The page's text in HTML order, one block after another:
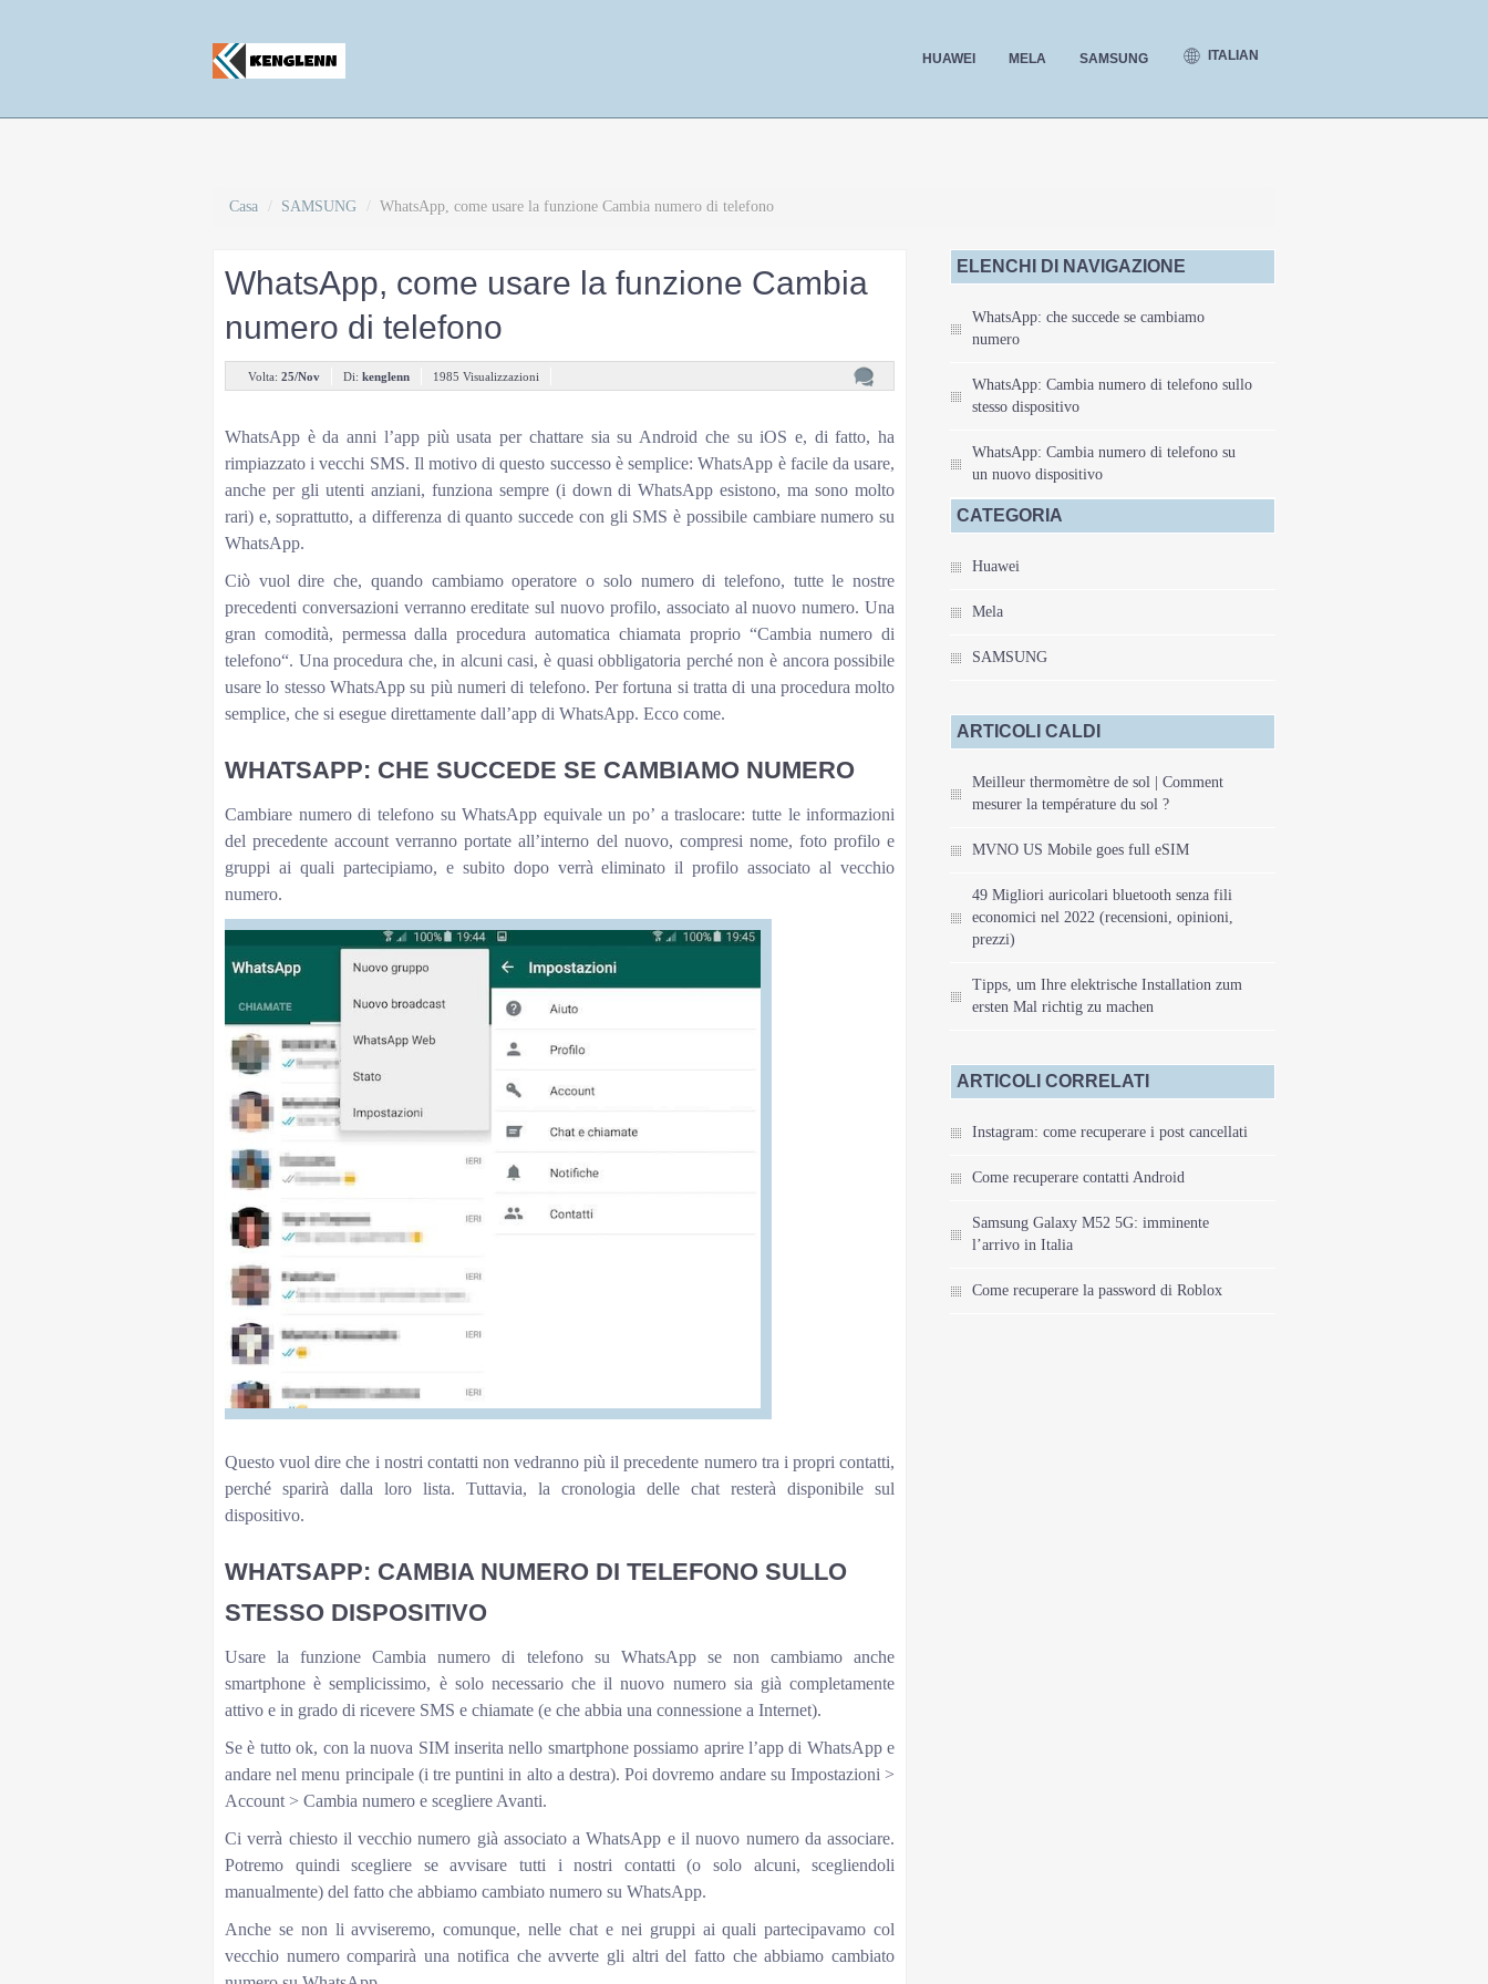
HUAWEI MELA SAMSUNG ITALIAN
Casa / SAMSUNG / WhatsApp, come usare la funzione Cambia numero di telefono
WhatsApp, come usare la funzione Cambia
numero di telefono
Volta: 25/Nov Di: kenglenn 1985 Visualizzazioni
WhatsApp è da anni l’app più usata per chattare sia su Android che su iOS e, di fatto, ha
rimpiazzato i vecchi SMS. Il motivo di questo successo è semplice: WhatsApp è facile da usare,
anche per gli utenti anziani, funziona sempre (i down di WhatsApp esistono, ma sono molto
rari) e, soprattutto, a differenza di quanto succede con gli SMS è possibile cambiare numero su
WhatsApp.
Ciò vuol dire che, quando cambiamo operatore o solo numero di telefono, tutte le nostre
precedenti conversazioni verranno ereditate sul nuovo profilo, associato al nuovo numero. Una
gran comodità, permessa dalla procedura automatica chiamata proprio “Cambia numero di
telefono“. Una procedura che, in alcuni casi, è quasi obbligatoria perché non è ancora possibile
usare lo stesso WhatsApp su più numeri di telefono. Per fortuna si tratta di una procedura molto
semplice, che si esegue direttamente dall’app di WhatsApp. Ecco come.
WHATSAPP: CHE SUCCEDE SE CAMBIAMO NUMERO
Cambiare numero di telefono su WhatsApp equivale un po’ a traslocare: tutte le informazioni
del precedente account verranno portate all’interno del nuovo, compresi nome, foto profilo e
gruppi ai quali partecipiamo, e subito dopo verrà eliminato il profilo associato al vecchio
numero.
Questo vuol dire che i nostri contatti non vedranno più il precedente numero tra i propri contatti,
perché sparirà dalla loro lista. Tuttavia, la cronologia delle chat resterà disponibile sul
dispositivo.
WHATSAPP: CAMBIA NUMERO DI TELEFONO SULLO
STESSO DISPOSITIVO
Usare la funzione Cambia numero di telefono su WhatsApp se non cambiamo anche
smartphone è semplicissimo, è solo necessario che il nuovo numero sia già completamente
attivo e in grado di ricevere SMS e chiamate (e che abbia una connessione a Internet).
Se è tutto ok, con la nuova SIM inserita nello smartphone possiamo aprire l’app di WhatsApp e
andare nel menu principale (i tre puntini in alto a destra). Poi dovremo andare su Impostazioni >
Account > Cambia numero e scegliere Avanti.
Ci verrà chiesto il vecchio numero già associato a WhatsApp e il nuovo numero da associare.
Potremo quindi scegliere se avvisare tutti i nostri contatti (o solo alcuni, scegliendoli
manualmente) del fatto che abbiamo cambiato numero su WhatsApp.
Anche se non li avviseremo, comunque, nelle chat e nei gruppi ai quali partecipavamo col
vecchio numero comparirà una notifica che avverte gli altri del fatto che abbiamo cambiato
ELENCHI DI NAVIGAZIONE
WhatsApp: che succede se cambiamo
numero
WhatsApp: Cambia numero di telefono sullo
stesso dispositivo
WhatsApp: Cambia numero di telefono su
un nuovo dispositivo
CATEGORIA
Huawei
Mela
SAMSUNG
ARTICOLI CALDI
Meilleur thermomètre de sol | Comment
mesurer la température du sol ?
MVNO US Mobile goes full eSIM
49 Migliori auricolari bluetooth senza fili
economici nel 2022 (recensioni, opinioni,
prezzi)
Tipps, um Ihre elektrische Installation zum
ersten Mal richtig zu machen
ARTICOLI CORRELATI
Instagram: come recuperare i post cancellati
Come recuperare contatti Android
Samsung Galaxy M52 5G: imminente
l’arrivo in Italia
Come recuperare la password di Roblox